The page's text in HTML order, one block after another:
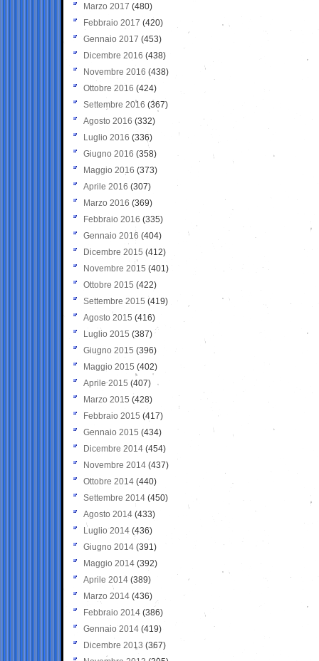
Marzo 2017 (480)
Febbraio 2017 (420)
Gennaio 2017 (453)
Dicembre 2016 (438)
Novembre 2016 (438)
Ottobre 2016 (424)
Settembre 2016 (367)
Agosto 2016 (332)
Luglio 2016 (336)
Giugno 2016 (358)
Maggio 2016 (373)
Aprile 2016 (307)
Marzo 2016 (369)
Febbraio 2016 (335)
Gennaio 2016 (404)
Dicembre 2015 (412)
Novembre 2015 (401)
Ottobre 2015 (422)
Settembre 2015 (419)
Agosto 2015 (416)
Luglio 2015 (387)
Giugno 2015 (396)
Maggio 2015 (402)
Aprile 2015 (407)
Marzo 2015 (428)
Febbraio 2015 (417)
Gennaio 2015 (434)
Dicembre 2014 (454)
Novembre 2014 (437)
Ottobre 2014 (440)
Settembre 2014 (450)
Agosto 2014 (433)
Luglio 2014 (436)
Giugno 2014 (391)
Maggio 2014 (392)
Aprile 2014 (389)
Marzo 2014 (436)
Febbraio 2014 (386)
Gennaio 2014 (419)
Dicembre 2013 (367)